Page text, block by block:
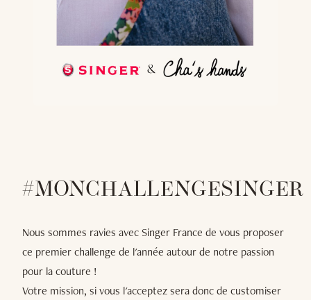
#MONCHALLENGESINGER
Nous sommes ravies avec Singer France de vous proposer
ce premier challenge de l'année autour de notre passion
pour la couture !
Votre mission, si vous l'acceptez sera donc de customiser